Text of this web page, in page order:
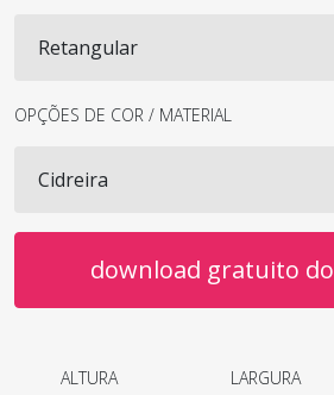
OPÇÕES DE COR / MATERIAL
download gratuito do
ALTURA LARGURA